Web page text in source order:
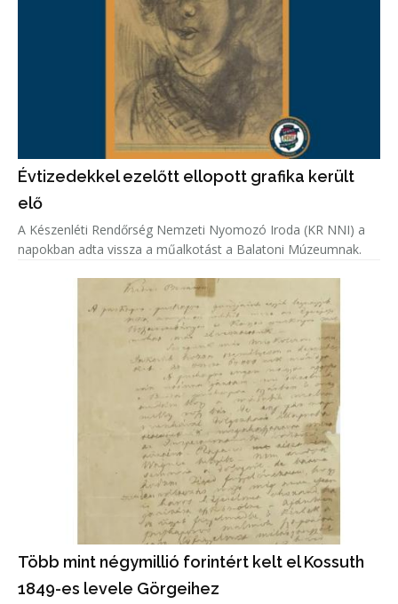
Évtizedekkel ezelőtt ellopott grafika került
elő
A Készenléti Rendőrség Nemzeti Nyomozó Iroda (KR NNI) a
napokban adta vissza a műalkotást a Balatoni Múzeumnak.
Több mint négymillió forintért kelt el Kossuth
1849-es levele Görgeihez